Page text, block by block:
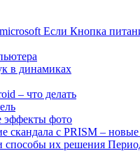
Если Кнопка
в динамиках
– что делать
эффекты фото
скандала с PRISM –
их решения